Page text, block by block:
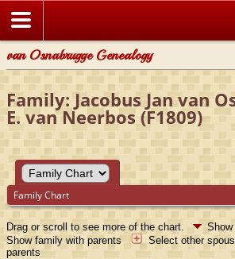
van Osnabrugge Genealogy
Family: Jacobus Jan van
E. van Neerbos (F1809)
Family Chart
Drag or scroll to see more of the chart.
Show family with parents
Select other
parents